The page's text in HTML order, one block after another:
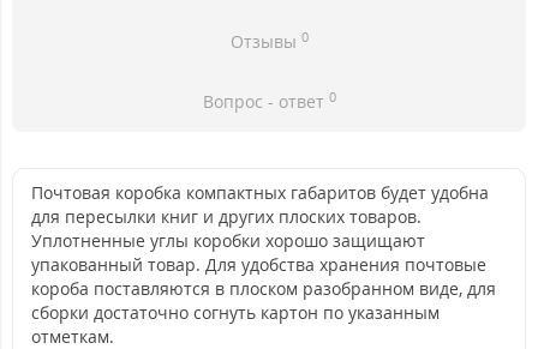
Отзывы 0
Вопрос - ответ 0
Почтовая коробка компактных габаритов будет удобна
для пересылки книг и других плоских товаров.
Уплотненные углы коробки хорошо защищают
упакованный товар. Для удобства хранения почтовые
короба поставляются в плоском разобранном виде, для
сборки достаточно согнуть картон по указанным
отметкам.